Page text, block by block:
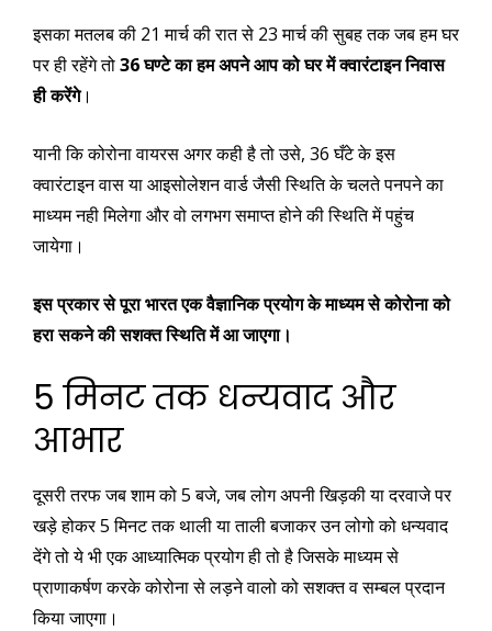
इसका मतलब की 21 मार्च की रात से 23 मार्च की सुबह तक जब हम घर
पर ही रहेंगे तो36 घण्टे का हम अपने आप को घर में क्वारंटाइन निवास
ही करेंगे।
यानी कि कोरोना वायरस अगर कही है तो उसे, 36 घँटे के इस
क्वारंटाइन वास या आइसोलेशन वार्ड जैसी स्थिति के चलते पनपने का
माध्यम नही मिलेगा और वो लगभग समाप्त होने की स्थिति में पहुंच
जायेगा।
इस प्रकार से पूरा भारत एक वैज्ञानिक प्रयोग के माध्यम से कोरोना को
हरा सकने की सशक्त स्थिति में आ जाएगा।
5 मिनट तक धन्यवाद और
आभार
दूसरी तरफ जब शाम को 5 बजे, जब लोग अपनी खिड़की या दरवाजे पर
खड़े होकर 5 मिनट तक थाली या ताली बजाकर उन लोगो को धन्यवाद
देंगे तो ये भी एक आध्यात्मिक प्रयोग ही तो है जिसके माध्यम से
प्राणाकर्षण करके कोरोना से लड़ने वालो को सशक्त व सम्बल प्रदान
किया जाएगा।